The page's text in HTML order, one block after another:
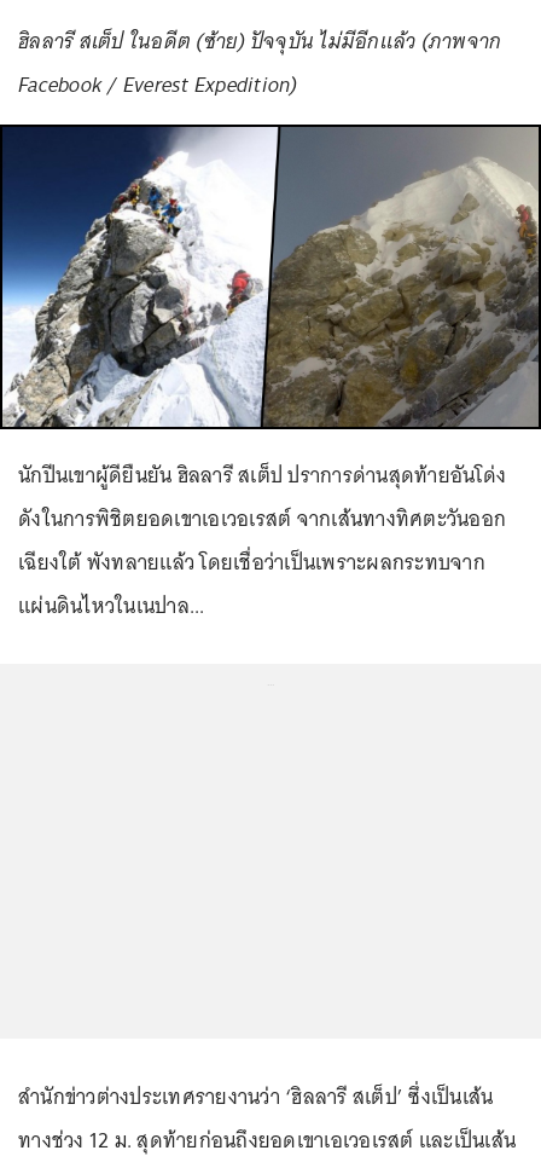
ฮิลลารี สเต็ป ในอดีต (ซ้าย) ปัจจุบัน ไม่มีอีกแล้ว (ภาพจาก
Facebook / Everest Expedition)
นักปีนเขาผู้ดียืนยัน ฮิลลารี สเต็ป ปราการด่านสุดท้ายอันโด่ง
ดังในการพิชิตยอดเขาเอเวอเรสต์ จากเส้นทางทิศตะวันออก
เฉียงใต้ พังทลายแล้ว โดยเชื่อว่าเป็นเพราะผลกระทบจาก
แผ่นดินไหวในเนปาล...
สำนักข่าวต่างประเทศรายงานว่า ‘ฮิลลารี สเต็ป’ ซึ่งเป็นเส้น
ทางช่วง 12 ม. สุดท้ายก่อนถึงยอดเขาเอเวอเรสต์ และเป็นเส้น